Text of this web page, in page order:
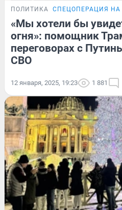
ПОЛИТИКА СПЕЦОПЕРАЦИЯ НА
«Мы хотели бы
огня»: помощник
переговорах с
СВО
12 января, 2025, 19:23 1 881